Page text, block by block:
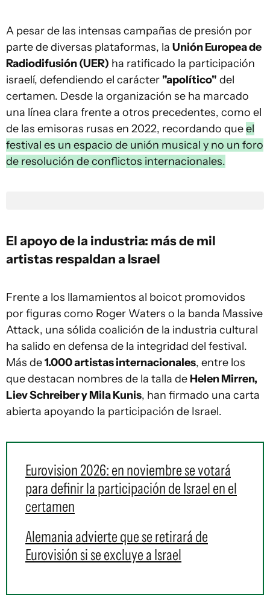
A pesar de las intensas campañas de presión por
parte de diversas plataformas, la Unión Europea de
Radiodifusión (UER) ha ratificado la participación
israelí, defendiendo el carácter "apolítico" del
certamen. Desde la organización se ha marcado
una línea clara frente a otros precedentes, como el
de las emisoras rusas en 2022, recordando queel
festival es un espacio de unión musical y no un foro
de resolución de conflictos internacionales.
El apoyo de la industria: más de mil
artistas respaldan a Israel
Frente a los llamamientos al boicot promovidos
por figuras como Roger Waters o la banda Massive
Attack, una sólida coalición de la industria cultural
ha salido en defensa de la integridad del festival.
Más de1.000 artistas internacionales, entre los
que destacan nombres de la talla de Helen Mirren,
Liev Schreiber y Mila Kunis, han firmado una carta
abierta apoyando la participación de Israel.
Eurovision 2026: en noviembre se votará
para definir la participación de Israel en el
certamen
Alemania advierte que se retirará de
Eurovisión si se excluye a Israel